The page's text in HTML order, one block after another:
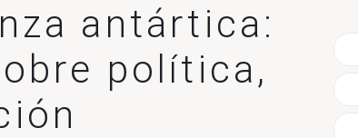
antártica:
política,